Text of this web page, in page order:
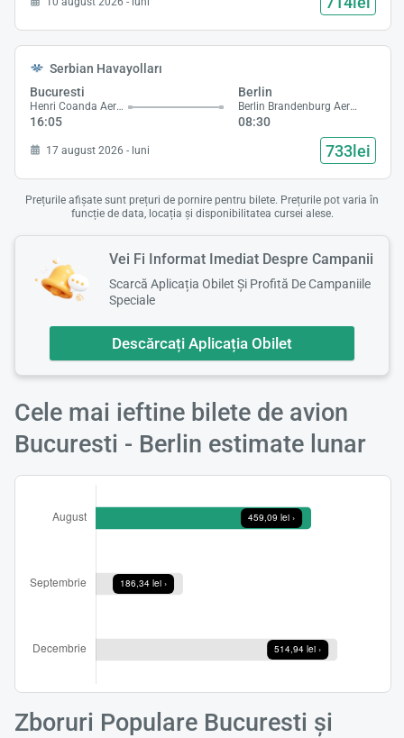
Serbian Havayolları
Bucuresti
Henri Coanda Aeroport
16:05
Berlin
Berlin Brandenburg Aeroport
08:30
17 august 2026 - luni 733lei
Prețurile afișate sunt prețuri de pornire pentru bilete. Prețurile pot varia în
funcție de data, locația și disponibilitatea cursei alese.
Vei Fi Informat Imediat Despre Campanii
Scarcă Aplicația Obilet Și Profită De Campaniile
Speciale
Descărcați Aplicația Obilet
Cele mai ieftine bilete de avion
Bucuresti - Berlin estimate lunar
Zboruri Populare Bucuresti și